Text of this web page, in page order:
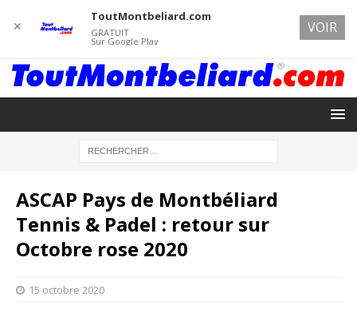
ASCAP Pays de Montbéliard
Tennis & Padel : retour sur
Octobre rose 2020
15 octobre 2020
✕
ToutMontbeliard.com
GRATUIT
Sur Google Play
VOIR